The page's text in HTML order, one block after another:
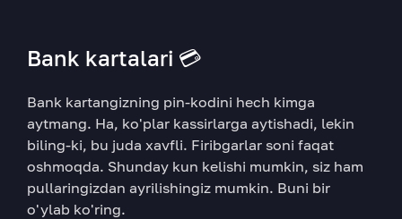
Bank kartalari 💳
Bank kartangizning pin-kodini hech kimga
aytmang. Ha, ko'plar kassirlarga aytishadi, lekin
biling-ki, bu juda xavfli. Firibgarlar soni faqat
oshmoqda. Shunday kun kelishi mumkin, siz ham
pullaringizdan ayrilishingiz mumkin. Buni bir
o'ylab ko'ring.